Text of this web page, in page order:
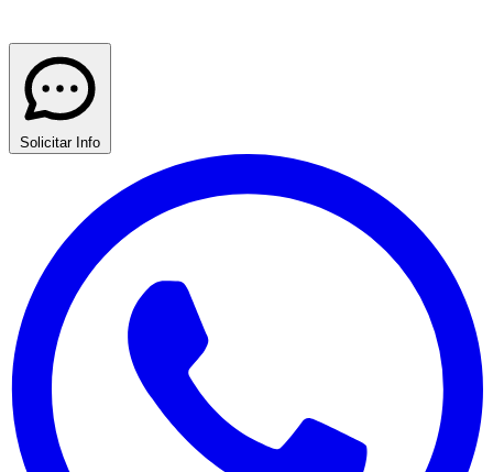
Solicitar Info